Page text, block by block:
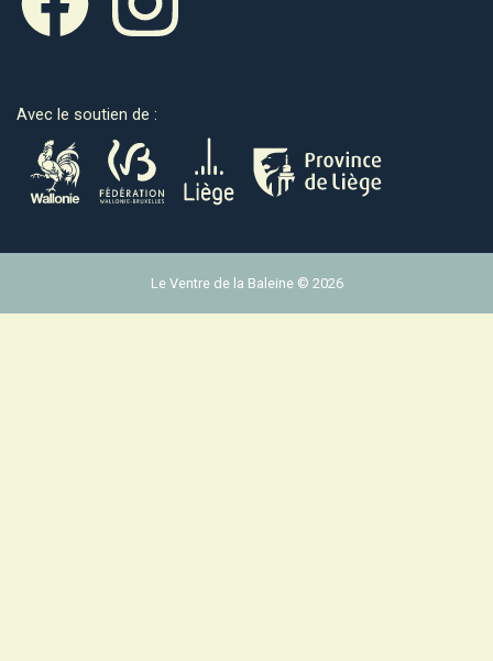
Avec le soutien de :
Le Ventre de la Baleine © 2026